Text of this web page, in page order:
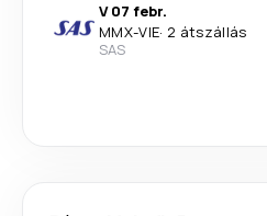
V 07 febr.
MMX-VIE· 2 átszállás
SAS